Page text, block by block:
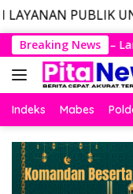
Langsung
ke
konten
Breaking News
Mengudara,
Indeks Mabes